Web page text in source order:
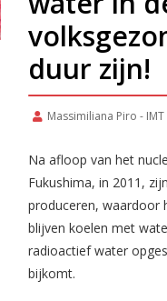
duur zijn!
Massimiliana Piro - IMT
Na afloop van het
Fukushima, in 2011,
produceren, waardoor
blijven koelen met
radioactief water
bijkomt.